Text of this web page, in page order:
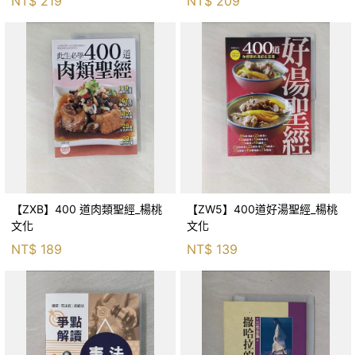
【ZXB】400 道肉類聖經_楊桃
文化
NT$ 189
【ZW5】400道好湯聖經_楊桃
文化
NT$ 139